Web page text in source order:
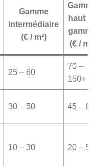
Gamme
intermédiaire
(€ / m²)
Gamme
haut de
gamme
(€ / m²)
25 – 60
70 –
150+
30 – 50 45 – 80
10 – 30 20 – 50